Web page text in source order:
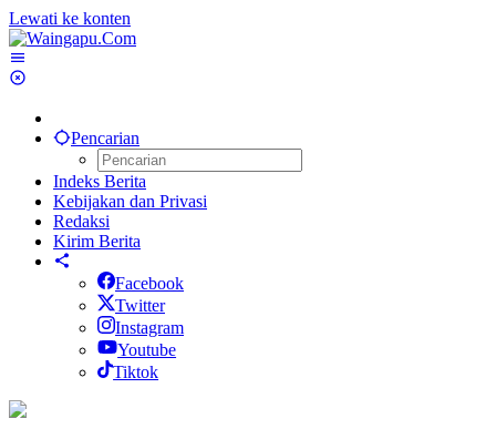
Lewati ke konten
Pencarian
Indeks Berita
Kebijakan dan Privasi
Redaksi
Kirim Berita
Facebook
Twitter
Instagram
Youtube
Tiktok